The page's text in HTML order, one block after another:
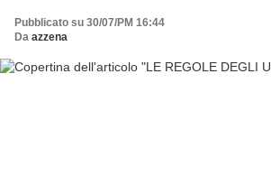
Pubblicato su 30/07/PM 16:44
Da azzena